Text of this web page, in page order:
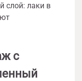
слой: лаки в
с